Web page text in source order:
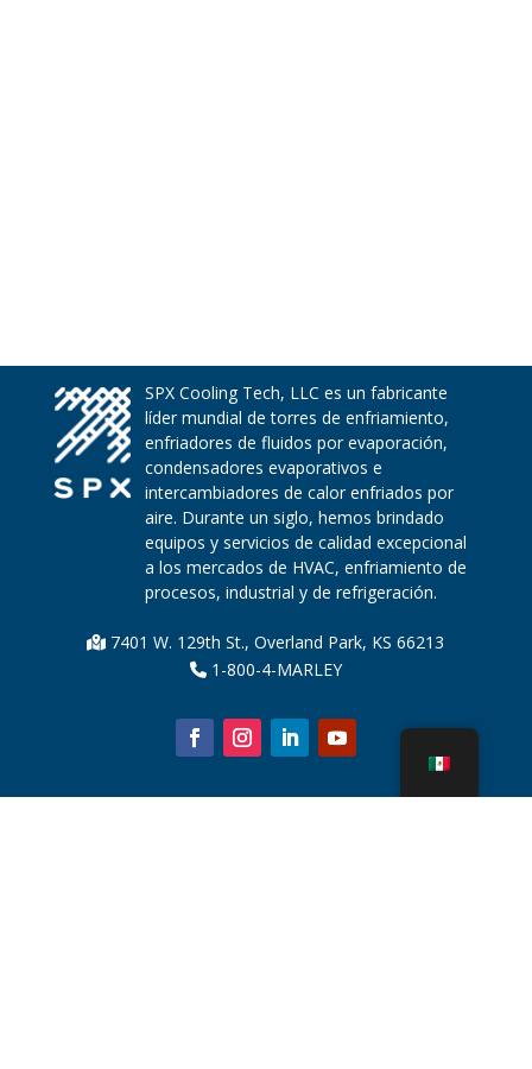
SPX Cooling Tech, LLC es un fabricante
líder mundial de torres de enfriamiento,
enfriadores de fluidos por evaporación,
condensadores evaporativos e
intercambiadores de calor enfriados por
aire. Durante un siglo, hemos brindado
equipos y servicios de calidad excepcional
a los mercados de HVAC, enfriamiento de
procesos, industrial y de refrigeración.
7401 W. 129th St., Overland Park, KS 66213
1-800-4-MARLEY